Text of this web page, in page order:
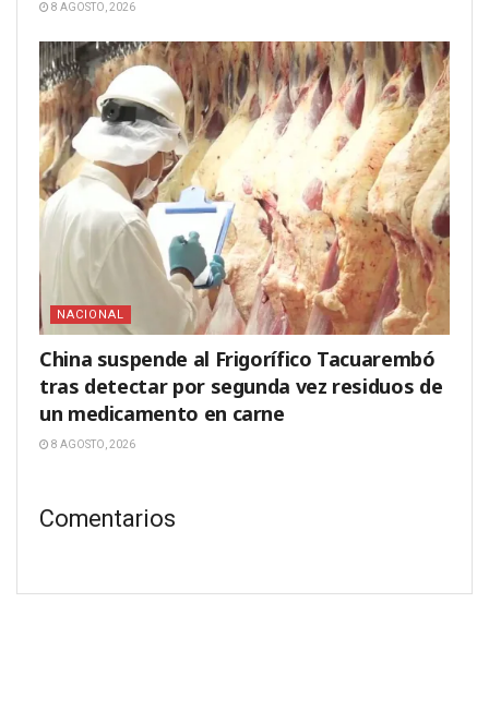
8 AGOSTO, 2026
NACIONAL
China suspende al Frigorífico Tacuarembó
tras detectar por segunda vez residuos de
un medicamento en carne
8 AGOSTO, 2026
Comentarios